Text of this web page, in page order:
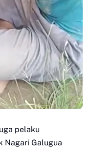
pelaku
Nagari Galugua